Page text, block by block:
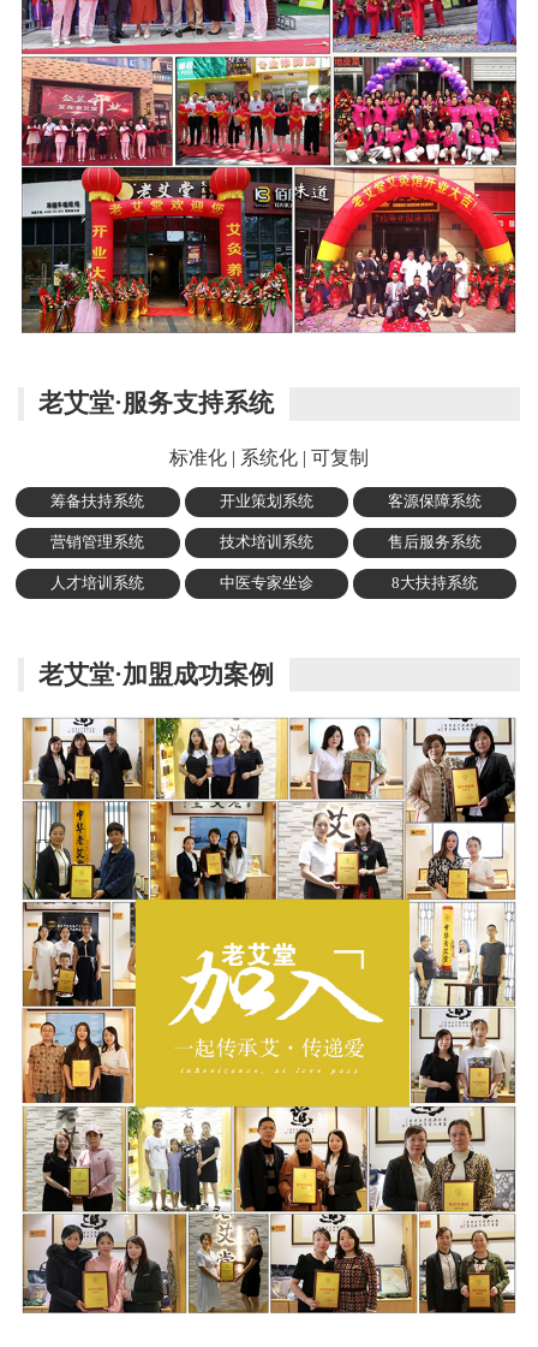
老艾堂·服务支持系统
标准化 | 系统化 | 可复制
筹备扶持系统 开业策划系统 客源保障系统
营销管理系统 技术培训系统 售后服务系统
人才培训系统 中医专家坐诊 8大扶持系统
老艾堂·加盟成功案例